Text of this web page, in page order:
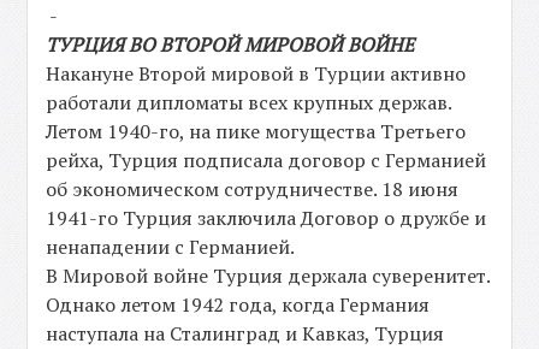
-
ТУРЦИЯ ВО ВТОРОЙ МИРОВОЙ ВОЙНЕ
Накануне Второй мировой в Турции активно
работали дипломаты всех крупных держав.
Летом 1940-го, на пике могущества Третьего
рейха, Турция подписала договор с Германией
об экономическом сотрудничестве. 18 июня
1941-го Турция заключила Договор о дружбе и
ненападении с Германией.
В Мировой войне Турция держала суверенитет.
Однако летом 1942 года, когда Германия
наступала на Сталинград и Кавказ, Турция